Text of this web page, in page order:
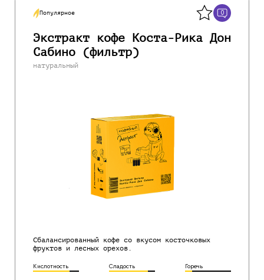
Популярное 0
Экстракт кофе Коста-Рика Дон
Сабино (фильтр)
натуральный
Сбалансированный кофе со вкусом косточковых
фруктов и лесных орехов.
Кислотность Сладость Горечь